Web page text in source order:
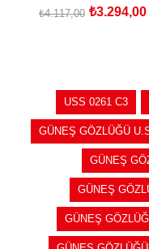
₺3.294,00
₺4.117,00
USS 0261 C3
GÜNEŞ GÖZLÜĞÜ
GÜNEŞ
GÜNEŞ
GÜNEŞ